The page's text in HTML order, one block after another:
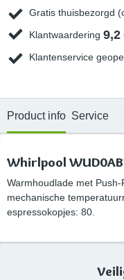
Gratis thuisbezorgd
Klantwaardering 9,2
Klantenservice
Product info Service
Whirlpool
Warmhoudlade met
mechanische
espressokopjes: 80.